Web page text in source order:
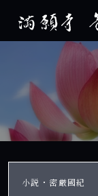
小説・密厳國紀